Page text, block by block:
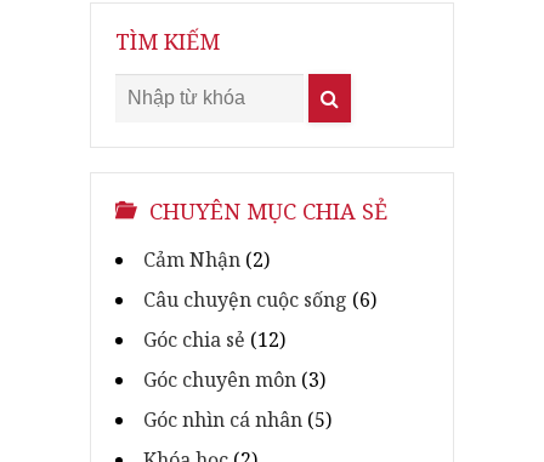
TÌM KIẾM
CHUYÊN MỤC CHIA SẺ
Cảm Nhận (2)
Câu chuyện cuộc sống (6)
Góc chia sẻ (12)
Góc chuyên môn (3)
Góc nhìn cá nhân (5)